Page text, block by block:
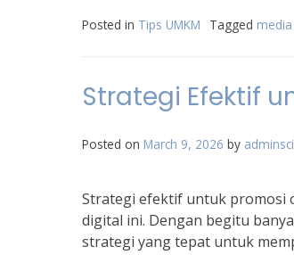
Posted in Tips UMKM Tagged
Strategi Efektif
Posted on March 9, 2026 by adminsci
Strategi efektif untuk promosi
digital ini. Dengan begitu
strategi yang tepat untuk